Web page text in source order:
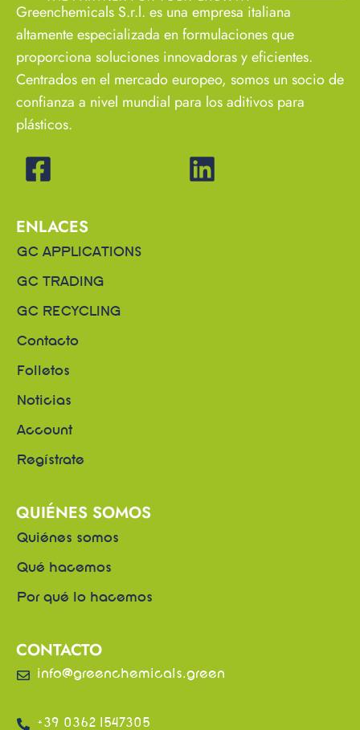
Greenchemicals S.r.l. es una empresa italiana
altamente especializada en formulaciones que
proporciona soluciones innovadoras y eficientes.
Centrados en el mercado europeo, somos un socio de
confianza a nivel mundial para los aditivos para
plásticos.
ENLACES
GC APPLICATIONS
GC TRADING
GC RECYCLING
Contacto
Folletos
Noticias
Account
Regístrate
QUIÉNES SOMOS
Quiénes somos
Qué hacemos
Por qué lo hacemos
CONTACTO
info@greenchemicals.green
+39 0362 1547305